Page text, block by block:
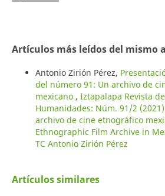
Artículos más leídos del mismo
Antonio Zirión Pérez,
del número 91: Un archivo de
mexicano , Iztapalapa Revista
Humanidades: Núm. 91/2
archivo de cine etnográfico
Ethnographic Film Archive in
TC Antonio Zirión Pérez
Artículos similares